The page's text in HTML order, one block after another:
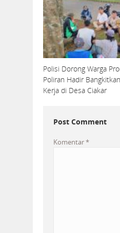
Polisi Dorong Warga
Poliran Hadir
Kerja di Desa Ciakar
Post Comment
Komentar*